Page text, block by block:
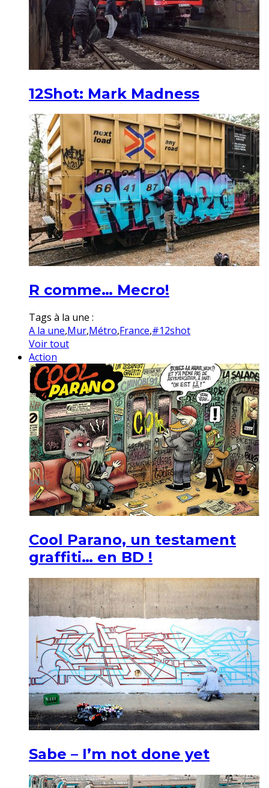
12Shot: Mark Madness
R comme… Mecro!
Tags à la une :
A la une,Mur,Métro,France,#12shot
Voir tout
Action
Cool Parano, un testament
graffiti… en BD !
Sabe – I’m not done yet